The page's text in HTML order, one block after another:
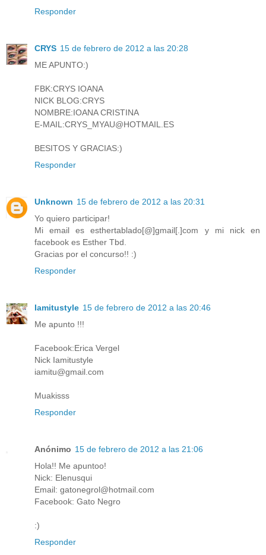
Responder
CRYS 15 de febrero de 2012 a las 20:28
ME APUNTO:)
FBK:CRYS IOANA
NICK BLOG:CRYS
NOMBRE:IOANA CRISTINA
E-MAIL:CRYS_MYAU@HOTMAIL.ES
BESITOS Y GRACIAS:)
Responder
Unknown 15 de febrero de 2012 a las 20:31
Yo quiero participar!
Mi email es esthertablado[@]gmail[.]com y mi nick en
facebook es Esther Tbd.
Gracias por el concurso!! :)
Responder
Iamitustyle 15 de febrero de 2012 a las 20:46
Me apunto !!!
Facebook:Erica Vergel
Nick Iamitustyle
iamitu@gmail.com
Muakisss
Responder
Anónimo 15 de febrero de 2012 a las 21:06
Hola!! Me apuntoo!
Nick: Elenusqui
Email: gatonegrol@hotmail.com
Facebook: Gato Negro
:)
Responder